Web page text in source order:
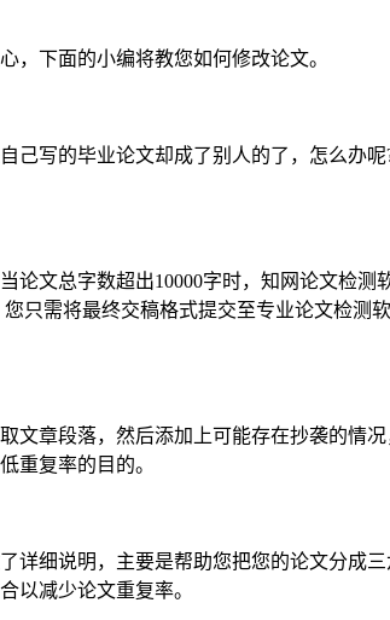
，下面的小编将教您如何修改论文。
己写的毕业论文却成了别人的了，怎么办
论文总字数超出10000字时，知网论文检
只需将最终交稿格式提交至专业论文检
文章段落，然后添加上可能存在抄袭的情
重复率的目的。
详细说明，主要是帮助您把您的论文分成
以减少论文重复率。